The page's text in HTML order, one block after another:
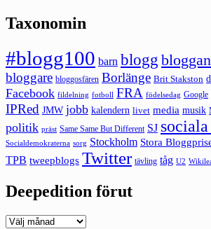
Taxonomin
#blogg100 barn blogg
bloggare bloggosfären Borlänge Brit Stakston
Facebook fildelning fotboll FRA födelsedag Google
IPRed JMW jobb kalendern livet media musik
politik präst Same Same But Different SJ
Socialdemokraterna sorg Stockholm Stora
TPB tweepblogs Twitter tävling tåg U2
Deepedition förut
Deepedition